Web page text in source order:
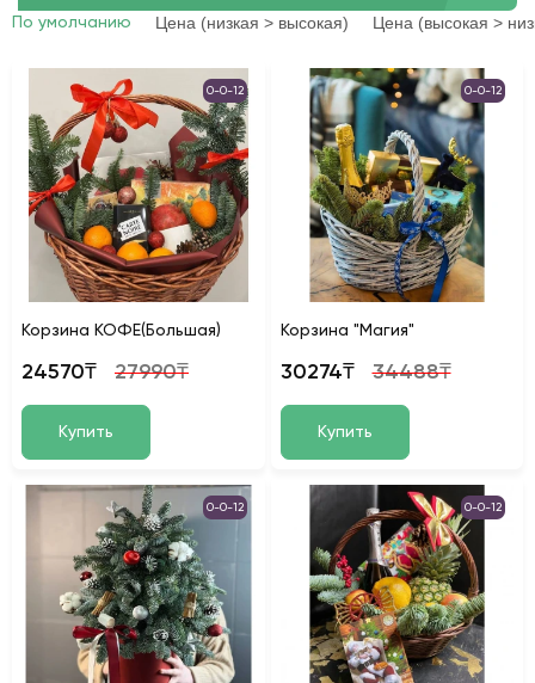
По умолчанию Цена (низкая > высокая) Цена (высокая >
0-0-12
Корзина КОФЕ(Большая)
24570₸ 27990₸
Купить
0-0-12
Корзина "Магия"
30274₸ 34488₸
Купить
0-0-12 0-0-12